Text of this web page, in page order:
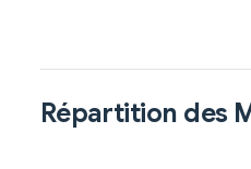
Répartition des